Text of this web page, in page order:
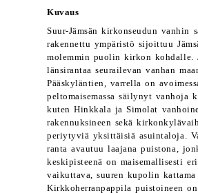
Kuvaus
Suur-Jämsän kirkonseudun vanhin
rakennettu ympäristö sijoittuu
molemmin puolin kirkon kohdalle.
länsirantaa seurailevan vanhan
Pääskyläntien, varrella on
peltomaisemassa säilynyt vanhoja
kuten Hinkkala ja Simolat
rakennuksineen sekä
periytyviä yksittäisiä asuintaloja.
ranta avautuu laajana puistona,
keskipisteenä on maisemallisesti
vaikuttava, suuren kupolin
Kirkkoherranpappila puistoineen